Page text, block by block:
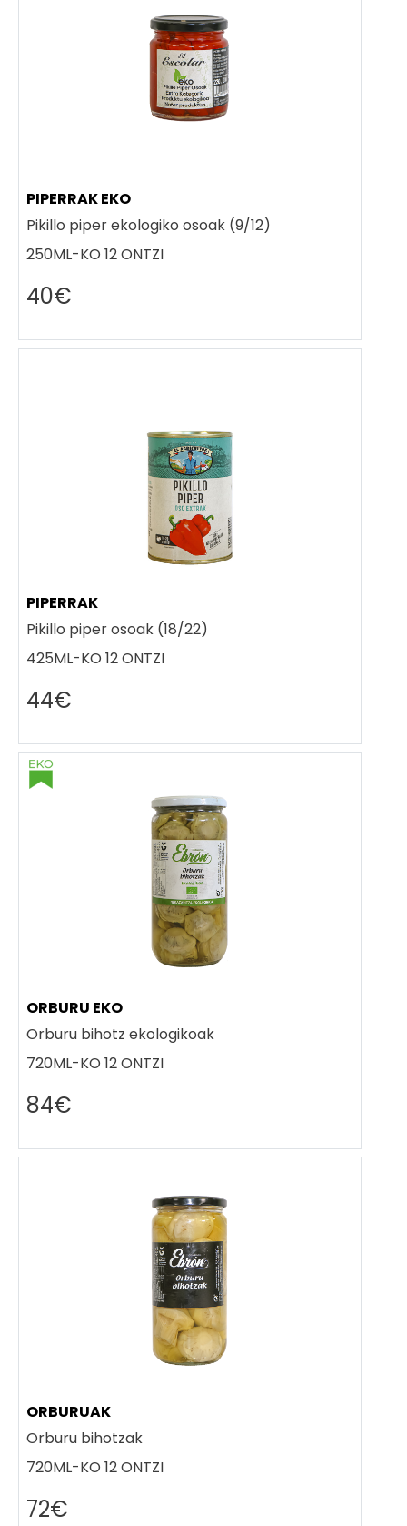
PIPERRAK EKO
Pikillo piper ekologiko osoak (9/12)
250ML-KO 12 ONTZI
40€
PIPERRAK
Pikillo piper osoak (18/22)
425ML-KO 12 ONTZI
44€
ORBURU EKO
Orburu bihotz ekologikoak
720ML-KO 12 ONTZI
84€
ORBURUAK
Orburu bihotzak
720ML-KO 12 ONTZI
72€